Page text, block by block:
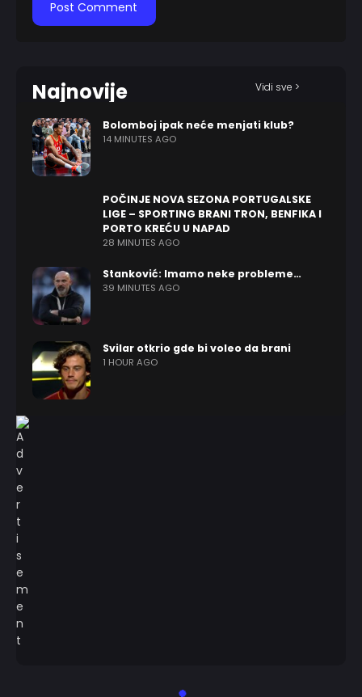
Najnovije Vidi sve >
Bolomboj ipak neće menjati klub?
14 MINUTES AGO
POČINJE NOVA SEZONA PORTUGALSKE
LIGE – SPORTING BRANI TRON, BENFIKA I
PORTO KREĆU U NAPAD
28 MINUTES AGO
Stanković: Imamo neke probleme…
39 MINUTES AGO
Svilar otkrio gde bi voleo da brani
1 HOUR AGO